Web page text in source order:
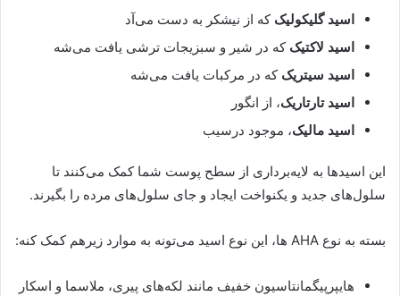
اسید گلیکولیک که از نیشکر به دست می‌آد
اسید لاکتیک که در شیر و سبزیجات ترشی یافت می‌شه
اسید سیتریک که در مرکبات یافت می‌شه
اسید تارتاریک، از انگور
اسید مالیک، موجود درسیب
این اسیدها به لایه‌برداری از سطح پوست شما کمک می‌کنند تا
سلول‌های جدید و یکنواخت ایجاد و جای سلول‌های مرده را بگیرند.
بسته به نوع AHA ها، این نوع اسید می‌تونه به موارد زیرهم کمک کنه:
هایپرپیگمانتاسیون خفیف مانند لکه‌های پیری، ملاسما و اسکار